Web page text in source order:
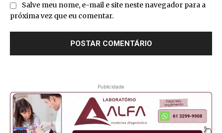
Salve meu nome, e-mail e site neste navegador para a
próxima vez que eu comentar.
Publicidade